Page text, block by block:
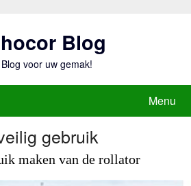
Blog
voor uw gemak!
Menu
gebruik
maken van de rollator